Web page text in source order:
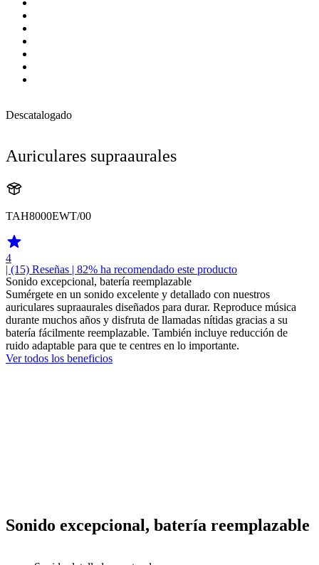
Descatalogado
Auriculares supraaurales
TAH8000EWT/00
4
| (15) Reseñas | 82% ha recomendado este producto
Sonido excepcional, batería reemplazable
Sumérgete en un sonido excelente y detallado con nuestros
auriculares supraaurales diseñados para durar. Reproduce música
durante muchos años y disfruta de llamadas nítidas gracias a su
batería fácilmente reemplazable. También incluye reducción de
ruido adaptable para que te centres en lo importante.
Ver todos los beneficios
Sonido excepcional, batería reemplazable